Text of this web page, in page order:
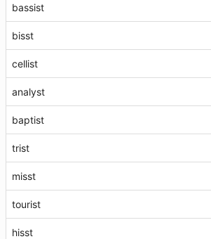
bassist
bisst
cellist
analyst
baptist
trist
misst
tourist
hisst